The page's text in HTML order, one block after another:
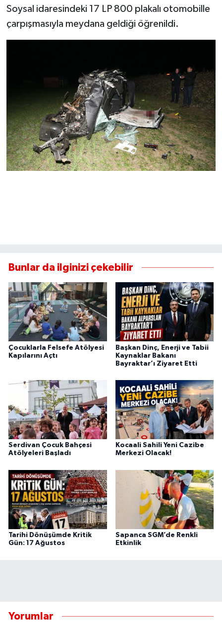
Soysal idaresindeki 17 LP 800 plakalı otomobille
çarpışmasıyla meydana geldiği öğrenildi.
Bunlar da ilginizi çekebilir
Çocuklarla Felsefe Atölyesi
Kapılarını Açtı
Başkan Dinç, Enerji ve Tabii
Kaynaklar Bakanı
Bayraktar’ı Ziyaret Etti
Serdivan Çocuk Bahçesi
Atölyeleri Başladı
Kocaali Sahili Yeni Cazibe
Merkezi Olacak!
Tarihi Dönüşümde Kritik
Gün: 17 Ağustos
Sapanca SGM’de Renkli
Etkinlik
Yorumlar